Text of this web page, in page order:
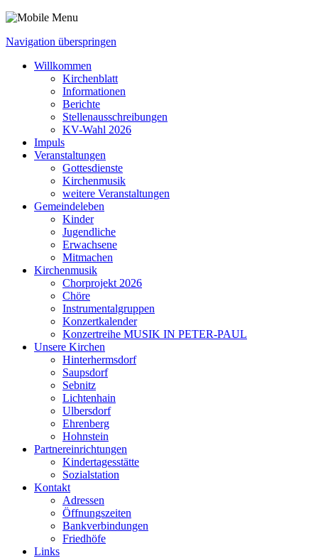
Navigation überspringen
Willkommen
Kirchenblatt
Informationen
Berichte
Stellenausschreibungen
KV-Wahl 2026
Impuls
Veranstaltungen
Gottesdienste
Kirchenmusik
weitere Veranstaltungen
Gemeindeleben
Kinder
Jugendliche
Erwachsene
Mitmachen
Kirchenmusik
Chorprojekt 2026
Chöre
Instrumental­gruppen
Konzertkalender
Konzertreihe MUSIK IN PETER‑PAUL
Unsere Kirchen
Hinterhermsdorf
Saupsdorf
Sebnitz
Lichtenhain
Ulbersdorf
Ehrenberg
Hohnstein
Partnereinrichtungen
Kindertagesstätte
Sozialstation
Kontakt
Adressen
Öffnungszeiten
Bankverbindungen
Friedhöfe
Links